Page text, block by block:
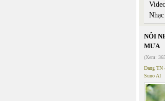
NỖI
MƯA
(Xem:
Dang TN
Suno AI